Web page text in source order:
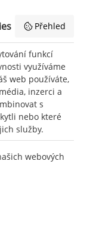
Přehled
funkcí
využíváme
web používáte,
inzerci a
s
nebo které
služby.
webových